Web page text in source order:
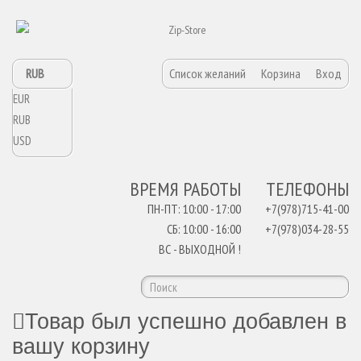
Список желаний Корзина Вход
RUB
EUR
RUB
USD
ТЕЛЕФОНЫ
+7(978)715-41-00
+7(978)034-28-55
ВРЕМЯ РАБОТЫ
ПН-ПТ: 10:00 - 17:00
СБ: 10:00 - 16:00
ВС - ВЫХОДНОЙ !
Товар был успешно добавлен в
вашу корзину